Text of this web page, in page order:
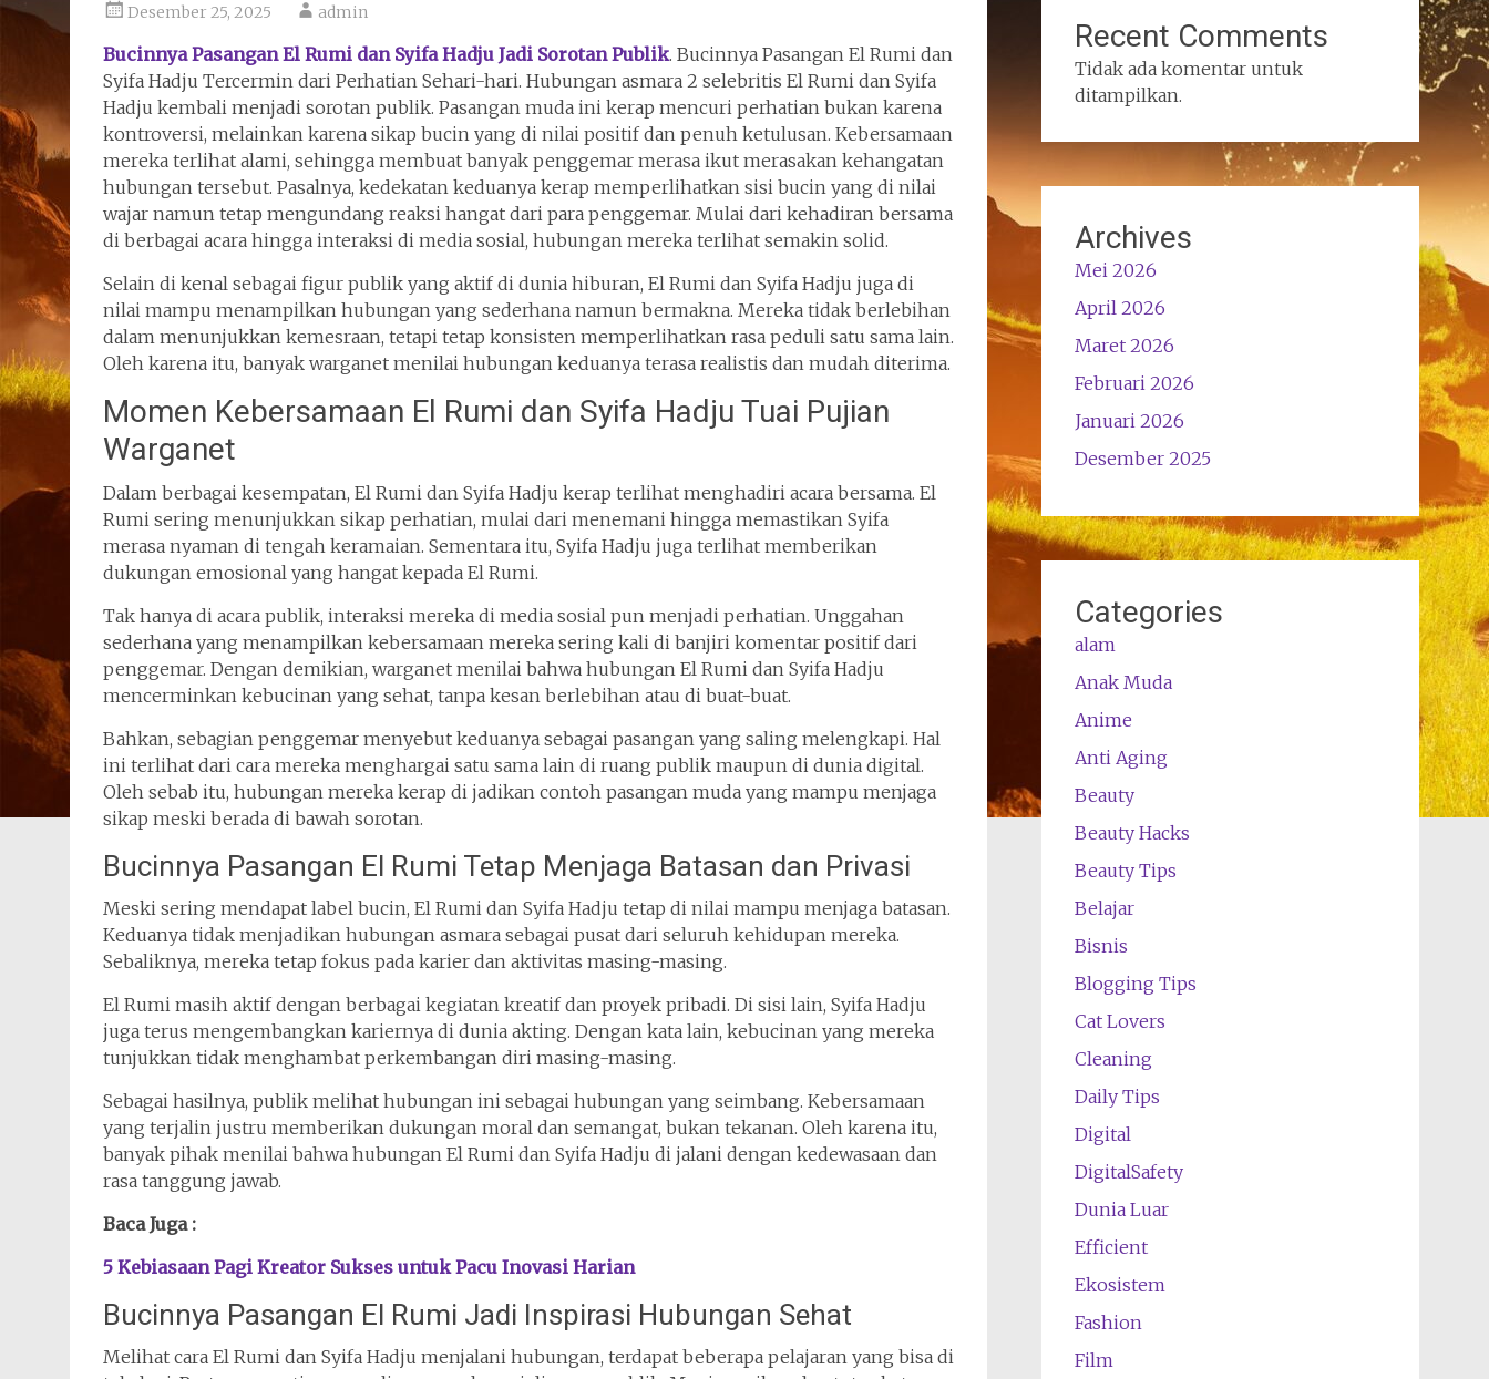
Desember 25, 2025 admin
Bucinnya Pasangan El Rumi dan Syifa Hadju Jadi Sorotan Publik. Bucinnya Pasangan El Rumi dan
Syifa Hadju Tercermin dari Perhatian Sehari-hari. Hubungan asmara 2 selebritis El Rumi dan Syifa
Hadju kembali menjadi sorotan publik. Pasangan muda ini kerap mencuri perhatian bukan karena
kontroversi, melainkan karena sikap bucin yang di nilai positif dan penuh ketulusan. Kebersamaan
mereka terlihat alami, sehingga membuat banyak penggemar merasa ikut merasakan kehangatan
hubungan tersebut. Pasalnya, kedekatan keduanya kerap memperlihatkan sisi bucin yang di nilai
wajar namun tetap mengundang reaksi hangat dari para penggemar. Mulai dari kehadiran bersama
di berbagai acara hingga interaksi di media sosial, hubungan mereka terlihat semakin solid.
Selain di kenal sebagai figur publik yang aktif di dunia hiburan, El Rumi dan Syifa Hadju juga di
nilai mampu menampilkan hubungan yang sederhana namun bermakna. Mereka tidak berlebihan
dalam menunjukkan kemesraan, tetapi tetap konsisten memperlihatkan rasa peduli satu sama lain.
Oleh karena itu, banyak warganet menilai hubungan keduanya terasa realistis dan mudah diterima.
Momen Kebersamaan El Rumi dan Syifa Hadju Tuai Pujian
Warganet
Dalam berbagai kesempatan, El Rumi dan Syifa Hadju kerap terlihat menghadiri acara bersama. El
Rumi sering menunjukkan sikap perhatian, mulai dari menemani hingga memastikan Syifa
merasa nyaman di tengah keramaian. Sementara itu, Syifa Hadju juga terlihat memberikan
dukungan emosional yang hangat kepada El Rumi.
Tak hanya di acara publik, interaksi mereka di media sosial pun menjadi perhatian. Unggahan
sederhana yang menampilkan kebersamaan mereka sering kali di banjiri komentar positif dari
penggemar. Dengan demikian, warganet menilai bahwa hubungan El Rumi dan Syifa Hadju
mencerminkan kebucinan yang sehat, tanpa kesan berlebihan atau di buat-buat.
Bahkan, sebagian penggemar menyebut keduanya sebagai pasangan yang saling melengkapi. Hal
ini terlihat dari cara mereka menghargai satu sama lain di ruang publik maupun di dunia digital.
Oleh sebab itu, hubungan mereka kerap di jadikan contoh pasangan muda yang mampu menjaga
sikap meski berada di bawah sorotan.
Bucinnya Pasangan El Rumi Tetap Menjaga Batasan dan Privasi
Meski sering mendapat label bucin, El Rumi dan Syifa Hadju tetap di nilai mampu menjaga batasan.
Keduanya tidak menjadikan hubungan asmara sebagai pusat dari seluruh kehidupan mereka.
Sebaliknya, mereka tetap fokus pada karier dan aktivitas masing-masing.
El Rumi masih aktif dengan berbagai kegiatan kreatif dan proyek pribadi. Di sisi lain, Syifa Hadju
juga terus mengembangkan kariernya di dunia akting. Dengan kata lain, kebucinan yang mereka
tunjukkan tidak menghambat perkembangan diri masing-masing.
Sebagai hasilnya, publik melihat hubungan ini sebagai hubungan yang seimbang. Kebersamaan
yang terjalin justru memberikan dukungan moral dan semangat, bukan tekanan. Oleh karena itu,
banyak pihak menilai bahwa hubungan El Rumi dan Syifa Hadju di jalani dengan kedewasaan dan
rasa tanggung jawab.
Baca Juga :
5 Kebiasaan Pagi Kreator Sukses untuk Pacu Inovasi Harian
Bucinnya Pasangan El Rumi Jadi Inspirasi Hubungan Sehat
Melihat cara El Rumi dan Syifa Hadju menjalani hubungan, terdapat beberapa pelajaran yang bisa di
Recent Comments
Tidak ada komentar untuk
ditampilkan.
Archives
Mei 2026
April 2026
Maret 2026
Februari 2026
Januari 2026
Desember 2025
Categories
alam
Anak Muda
Anime
Anti Aging
Beauty
Beauty Hacks
Beauty Tips
Belajar
Bisnis
Blogging Tips
Cat Lovers
Cleaning
Daily Tips
Digital
DigitalSafety
Dunia Luar
Efficient
Ekosistem
Fashion
Film